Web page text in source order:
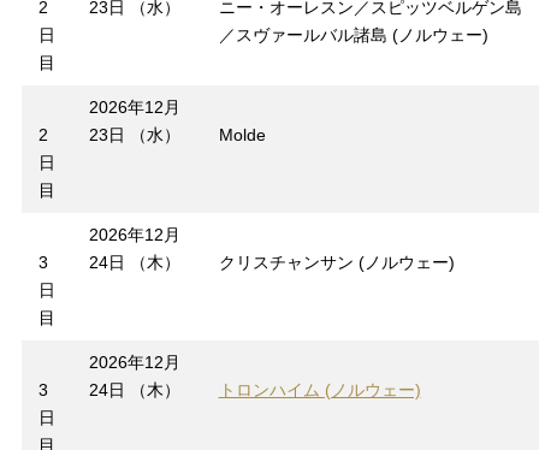
2
日
目
23日 （水）
ニー・オーレスン／スピッツベルゲン島
／スヴァールバル諸島 (ノルウェー)
2
日
目
2026年12月
23日 （水）
Molde
3
日
目
2026年12月
24日 （木）
クリスチャンサン (ノルウェー)
3
日
目
2026年12月
24日 （木）
トロンハイム (ノルウェー)